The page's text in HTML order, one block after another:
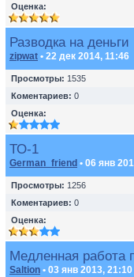
Оценка:
Разводка на деньги
zipwat • 22 дек 2014, 11:46
Просмотры: 1535
Коментариев: 0
Оценка:
ТО-1
German_friend • 06 янв
Просмотры: 1256
Коментариев: 0
Оценка:
Медленная работа
Saltion • 03 янв 2013, 21:10